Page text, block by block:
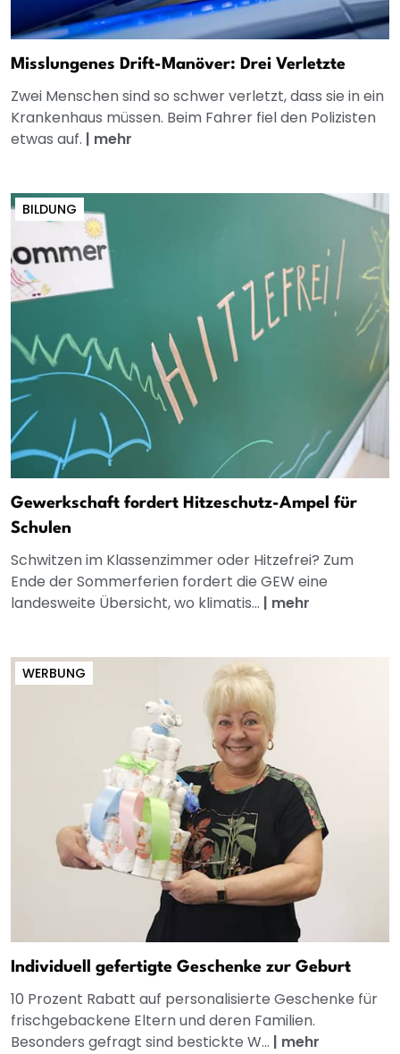
Misslungenes Drift-Manöver: Drei Verletzte
Zwei Menschen sind so schwer verletzt, dass sie in ein
Krankenhaus müssen. Beim Fahrer fiel den Polizisten
etwas auf. | mehr
BILDUNG
Gewerkschaft fordert Hitzeschutz-Ampel für
Schulen
Schwitzen im Klassenzimmer oder Hitzefrei? Zum
Ende der Sommerferien fordert die GEW eine
landesweite Übersicht, wo klimatis... | mehr
WERBUNG
Individuell gefertigte Geschenke zur Geburt
10 Prozent Rabatt auf personalisierte Geschenke für
frischgebackene Eltern und deren Familien.
Besonders gefragt sind bestickte W... | mehr